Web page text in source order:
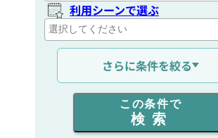
利用シーンで選ぶ
通信距離を選ぶ
出力を選ぶ
同時通話人数を選ぶ
さらに条件を絞る
この条件で
検索